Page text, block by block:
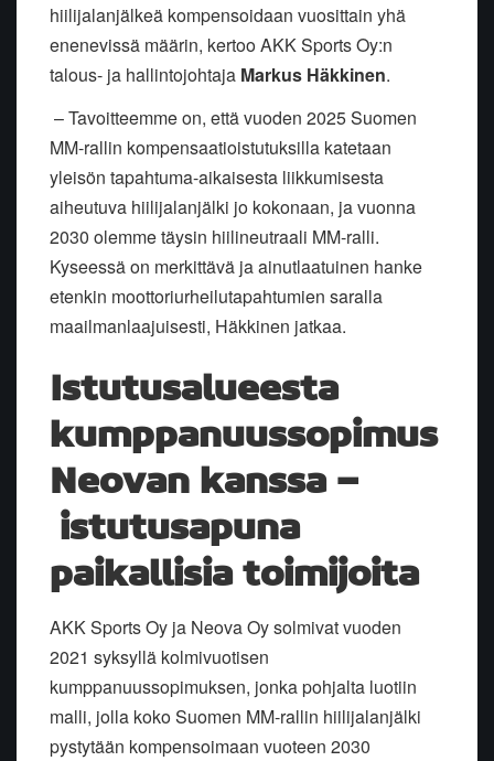
hiilijalanjälkeä kompensoidaan vuosittain yhä
enenevissä määrin, kertoo AKK Sports Oy:n
talous- ja hallintojohtaja Markus Häkkinen.
– Tavoitteemme on, että vuoden 2025 Suomen
MM-rallin kompensaatioistutuksilla katetaan
yleisön tapahtuma-aikaisesta liikkumisesta
aiheutuva hiilijalanjälki jo kokonaan, ja vuonna
2030 olemme täysin hiilineutraali MM-ralli.
Kyseessä on merkittävä ja ainutlaatuinen hanke
etenkin moottoriurheilutapahtumien saralla
maailmanlaajuisesti, Häkkinen jatkaa.
Istutusalueesta
kumppanuussopimus
Neovan kanssa –
istutusapuna
paikallisia toimijoita
AKK Sports Oy ja Neova Oy solmivat vuoden
2021 syksyllä kolmivuotisen
kumppanuussopimuksen, jonka pohjalta luotiin
malli, jolla koko Suomen MM-rallin hiilijalanjälki
pystytään kompensoimaan vuoteen 2030